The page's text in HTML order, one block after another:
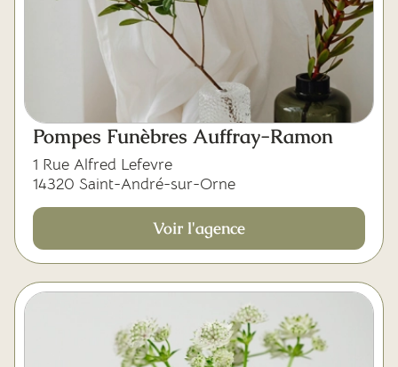
Pompes Funèbres Auffray-Ramon
1 Rue Alfred Lefevre
14320 Saint-André-sur-Orne
Voir l'agence